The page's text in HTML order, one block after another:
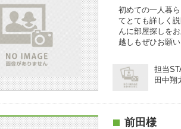
初めての一人暮
てとても詳しく
んに部屋探しを
越しもぜひお願い
担当
田中翔
前田様